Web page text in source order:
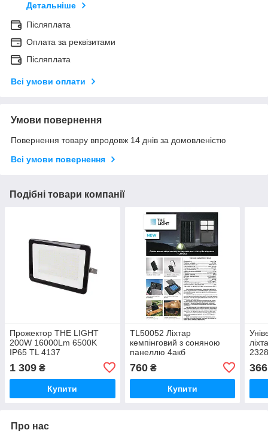
Детальніше
Післяплата
Оплата за реквізитами
Післяплата
Всі умови оплати
Умови повернення
Повернення товару впродовж 14 днів за домовленістю
Всі умови повернення
Подібні товари компанії
Прожектор THE LIGHT
200W 16000Lm 6500K
IP65 TL 4137
1 309 ₴
Купити
TL50052 Ліхтар
кемпінговий з соняною
панеллю 4акб
760₴
Купити
366
Про нас